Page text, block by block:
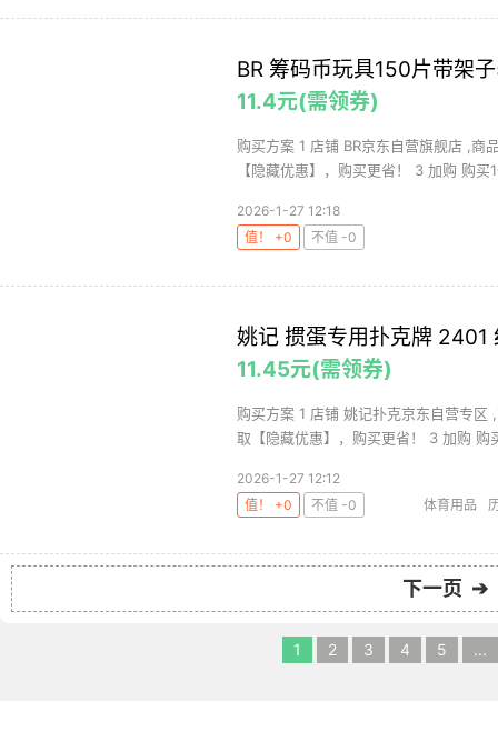
BR 筹码币玩具150片带架
11.4元(需领券)
购买方案 1 店铺 BR京东自营旗舰店 ,
【隐藏优惠】，购买更省！ 3 加购 购买
2026-1-27 12:18
值！ +0
不值 -0
姚记 掼蛋专用扑克牌 2401
11.45元(需领券)
购买方案 1 店铺 姚记扑克京东自营专
取【隐藏优惠】，购买更省！ 3 加购 购
2026-1-27 12:12
值！ +0
不值 -0 体育用品
下一页 ➔
1 2 3 4 5 ...